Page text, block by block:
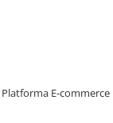
Platforma E-commerce